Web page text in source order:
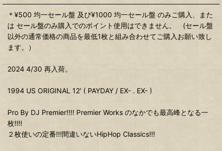
＊¥500 均一セール盤 及び¥1000 均一セール盤 のみご購入、また
は セール盤のみ購入でのポイント使用はできません。 (セール盤
以外の通常価格の商品を最低1枚と組み合わせてご購入お願い致し
ます。）
2024 4/30 再入荷。
1994 US ORIGINAL 12' ( PAYDAY / EX- . EX- )
Pro By DJ Premier!!!! Premier Works のなかでも最高峰となる一
枚!!!!
２枚使いの定番!!!間違いないHipHop Classics!!!